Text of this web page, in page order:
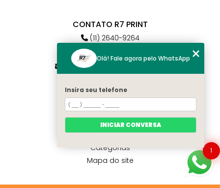
CONTATO R7 PRINT
(11) 2640-9264
(11) 98784-6664
atendimento@r7print.com.br
MENU
Home
Quem somos
Contato
Categorias
Mapa do site
1
Olá! Fale agora pelo WhatsApp
Insira seu telefone
INICIAR CONVERSA